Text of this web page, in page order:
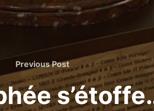
Previous
Post
Previous Post